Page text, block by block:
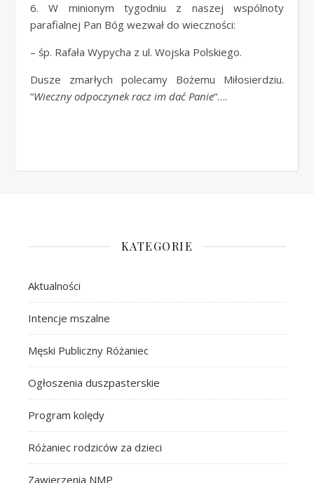
6. W minionym tygodniu z naszej wspólnoty
parafialnej Pan Bóg wezwał do wieczności:
– śp. Rafała Wypycha z ul. Wojska Polskiego.
Dusze zmarłych polecamy Bożemu Miłosierdziu.
“Wieczny odpoczynek racz im dać Panie“….
KATEGORIE
Aktualności
Intencje mszalne
Męski Publiczny Różaniec
Ogłoszenia duszpasterskie
Program kolędy
Różaniec rodziców za dzieci
Zawierzenia NMP